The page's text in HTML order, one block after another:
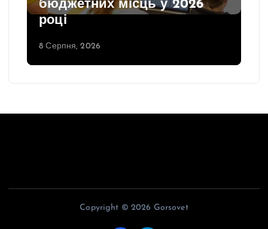
бюджетних місць у 2026
році
8 Серпня, 2026
Copyright © 2026 Gorsovet